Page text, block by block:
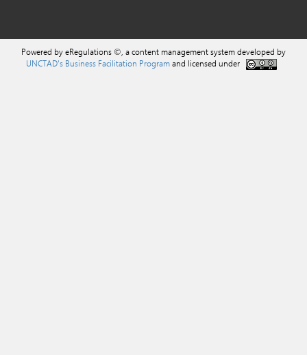
Powered by eRegulations ©, a content management system developed by
UNCTAD's Business Facilitation Programand licensed under